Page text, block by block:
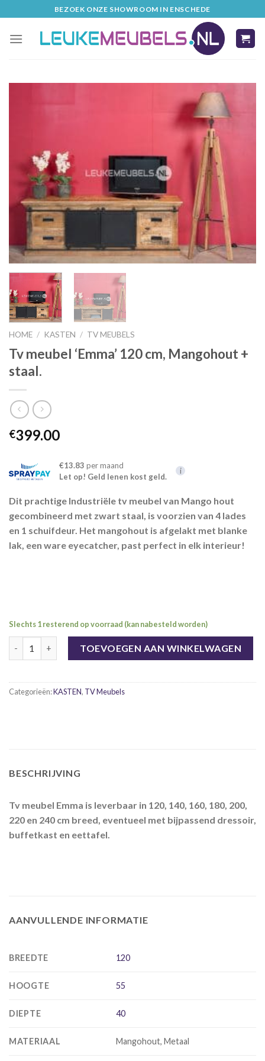
to
content
BEZOEK ONZE SHOWROOM IN ENSCHEDE
HOME / KASTEN / TV MEUBELS
Tv meubel ‘Emma’ 120 cm, Mangohout +
staal.
€399.00
€13.83 per maand
Let op! Geld lenen kost geld.
i
Dit prachtige Industriële tv meubel van Mango hout
gecombineerd met zwart staal, is voorzien van 4 lades
en 1 schuifdeur. Het mangohout is afgelakt met blanke
lak, een ware eyecatcher, past perfect in elk interieur!
Slechts 1 resterend op voorraad (kan nabesteld worden)
TOEVOEGEN AAN WINKELWAGEN
Categorieën:KASTEN, TV Meubels
BESCHRIJVING
Tv meubel Emma is leverbaar in 120, 140, 160, 180, 200,
220 en 240 cm breed, eventueel met bijpassend dressoir,
buffetkast en eettafel.
AANVULLENDE INFORMATIE
BREEDTE 120
HOOGTE 55
DIEPTE 40
MATERIAAL Mangohout, Metaal